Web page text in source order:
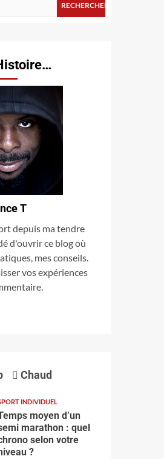
RECHERCHER
T
depuis ma tendre
d'ouvrir ce blog où
mes conseils.
vos expériences
Chaud
INDIVIDUEL
moyen d’un
marathon : quel
selon votre
?